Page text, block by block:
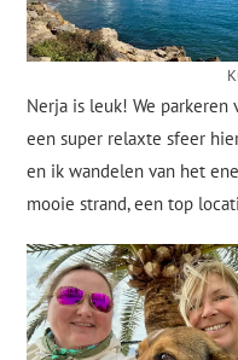
Nerja is leuk! We
een super relaxte sfeer
en ik wandelen van het
mooie strand, een top